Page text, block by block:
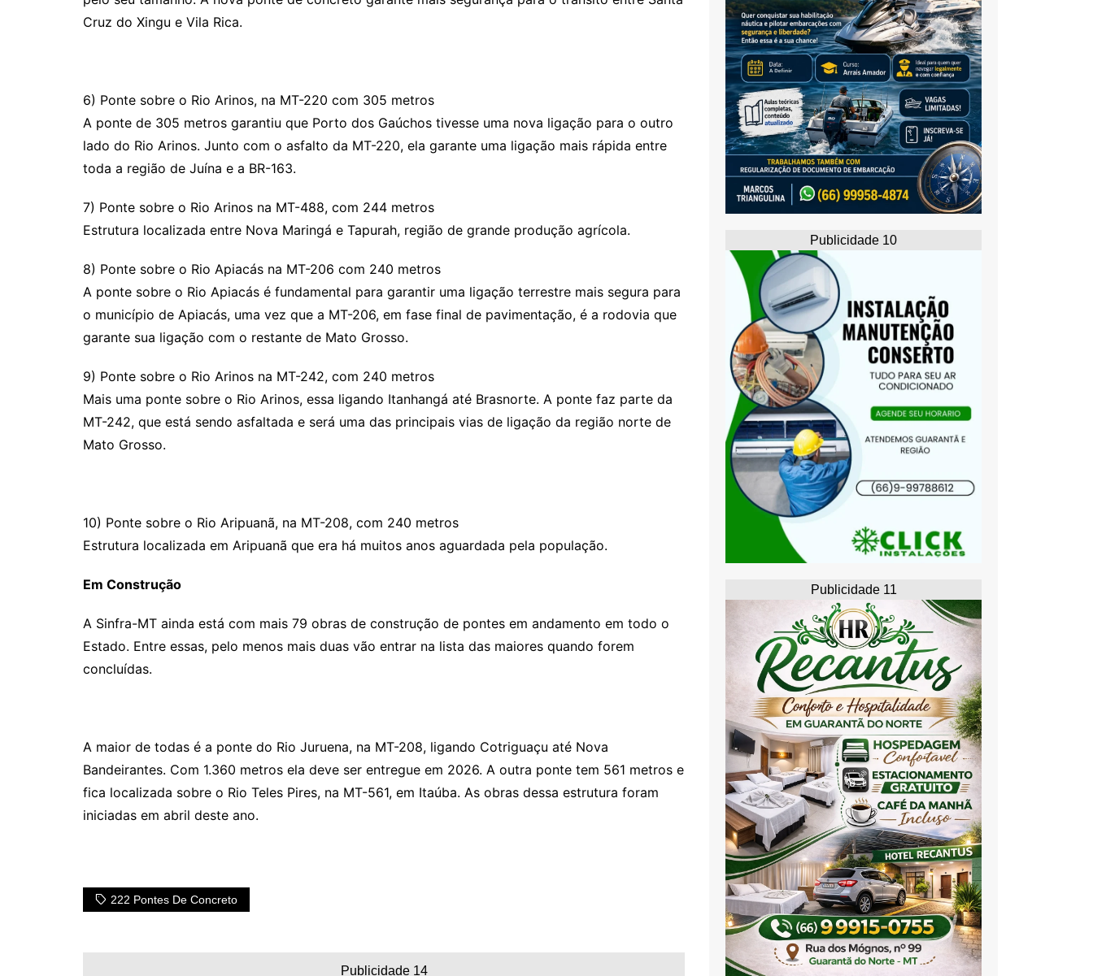
Cruz do Xingu e Vila Rica.
6) Ponte sobre o Rio Arinos, na MT-220 com 305 metros
A ponte de 305 metros garantiu que Porto dos Gaúchos tivesse uma nova ligação para o outro
lado do Rio Arinos. Junto com o asfalto da MT-220, ela garante uma ligação mais rápida entre
toda a região de Juína e a BR-163.
7) Ponte sobre o Rio Arinos na MT-488, com 244 metros
Estrutura localizada entre Nova Maringá e Tapurah, região de grande produção agrícola.
8) Ponte sobre o Rio Apiacás na MT-206 com 240 metros
A ponte sobre o Rio Apiacás é fundamental para garantir uma ligação terrestre mais segura para
o município de Apiacás, uma vez que a MT-206, em fase final de pavimentação, é a rodovia que
garante sua ligação com o restante de Mato Grosso.
9) Ponte sobre o Rio Arinos na MT-242, com 240 metros
Mais uma ponte sobre o Rio Arinos, essa ligando Itanhangá até Brasnorte. A ponte faz parte da
MT-242, que está sendo asfaltada e será uma das principais vias de ligação da região norte de
Mato Grosso.
10) Ponte sobre o Rio Aripuanã, na MT-208, com 240 metros
Estrutura localizada em Aripuanã que era há muitos anos aguardada pela população.
Em Construção
A Sinfra-MT ainda está com mais 79 obras de construção de pontes em andamento em todo o
Estado. Entre essas, pelo menos mais duas vão entrar na lista das maiores quando forem
concluídas.
A maior de todas é a ponte do Rio Juruena, na MT-208, ligando Cotriguaçu até Nova
Bandeirantes. Com 1.360 metros ela deve ser entregue em 2026. A outra ponte tem 561 metros e
fica localizada sobre o Rio Teles Pires, na MT-561, em Itaúba. As obras dessa estrutura foram
iniciadas em abril deste ano.
222 Pontes De Concreto
Publicidade 14
Publicidade 10
Publicidade 11